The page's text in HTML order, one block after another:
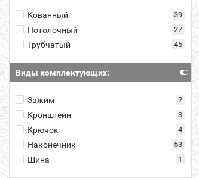
Кованный 39
Потолочный 27
Трубчатый 45
Виды комплектующих:
Зажим 2
Кронштейн 3
Крючок 4
Наконечник 53
Шина 1